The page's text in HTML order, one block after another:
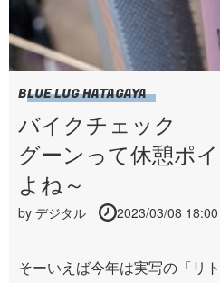
BLUE LUG HATAGAYA
バイクチェック
グーンって休憩ポ
よね～
by デジタル 2023/03/08 18:00
そーいえば今年は実写の「リ